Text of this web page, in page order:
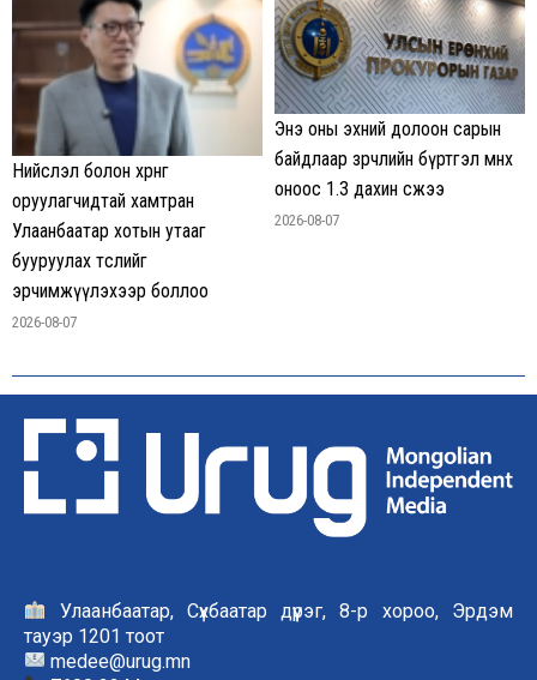
Нийслэл болон хөрөнгө
оруулагчидтай хамтран
Улаанбаатар хотын утааг
бууруулах төслийг
эрчимжүүлэхээр боллоо
2026-08-07
Энэ оны эхний долоон сарын
байдлаар зөрчлийн бүртгэл өмнөх
оноос 1.3 дахин өсжээ
2026-08-07
Улаанбаатар, Сүхбаатар дүүрэг, 8-р хороо, Эрдэм
тауэр 1201 тоот
medee@urug.mn